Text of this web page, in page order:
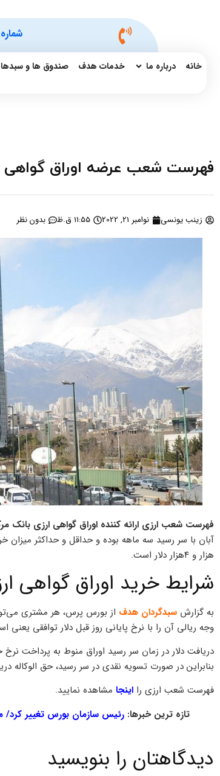
خانه درباره ما خدمات هدف صندوق ها و
فهرست شعب عرضه اوراق گواهی
زینب یونسی نوامبر 21, 2022 11:55 ق.ظ بدون نظر
فهرست شعب ارزی ارائه کننده اوراق گواهی ارزی بانک
هزار و ۴هزار دلار است.
شرایط خرید اوراق گواهی
به گزارش سبدگردان هدف از بورس پرس، هر مشتری
وجه ریالی آن را با نرخ پایانی روز قبل دلار توافقی یعنی
دریافت دلار در زمان سر رسید اوراق منوط به پرداخت
بنابراین در صورت تسویه نقدی در سر رسید، حق الوکاله
فهرست شعب ارزی را اینجا مشاهده نمایید.
تازه ترین خبرها: رئیس سازمان بورس تغییر
دیدگاهتان را بنویسید